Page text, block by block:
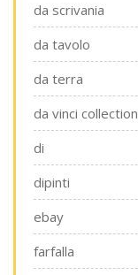
da scrivania
da tavolo
da terra
da vinci collection
di
dipinti
ebay
farfalla